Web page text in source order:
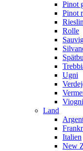
Pinot
Pinot
Rolle
Ugni
Land
Italien
New